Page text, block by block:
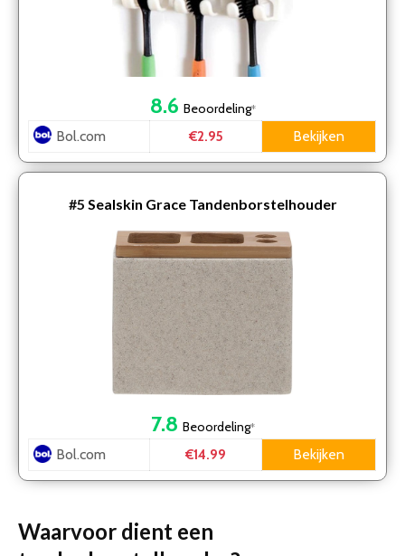
8.6 Beoordeling*
Bol.com €2.95 Bekijken
#5 Sealskin Grace Tandenborstelhouder
7.8 Beoordeling*
Bol.com €14.99 Bekijken
Waarvoor dient een